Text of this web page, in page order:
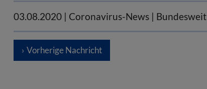
03.08.2020 | Coronavirus-News | Bundesweit
Vorherige Nachricht